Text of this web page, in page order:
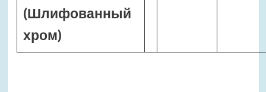
(Шлифованный
хром)